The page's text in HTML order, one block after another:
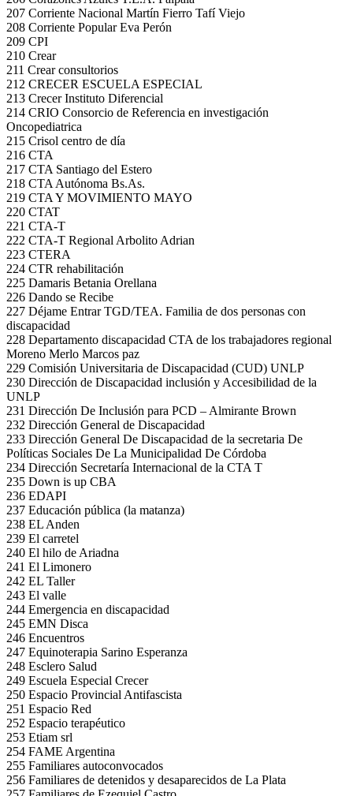
207 Corriente Nacional Martín Fierro Tafí Viejo
208 Corriente Popular Eva Perón
209 CPI
210 Crear
211 Crear consultorios
212 CRECER ESCUELA ESPECIAL
213 Crecer Instituto Diferencial
214 CRIO Consorcio de Referencia en investigación
Oncopediatrica
215 Crisol centro de día
216 CTA
217 CTA Santiago del Estero
218 CTA Autónoma Bs.As.
219 CTA Y MOVIMIENTO MAYO
220 CTAT
221 CTA-T
222 CTA-T Regional Arbolito Adrian
223 CTERA
224 CTR rehabilitación
225 Damaris Betania Orellana
226 Dando se Recibe
227 Déjame Entrar TGD/TEA. Familia de dos personas con
discapacidad
228 Departamento discapacidad CTA de los trabajadores regional
Moreno Merlo Marcos paz
229 Comisión Universitaria de Discapacidad (CUD) UNLP
230 Dirección de Discapacidad inclusión y Accesibilidad de la
UNLP
231 Dirección De Inclusión para PCD – Almirante Brown
232 Dirección General de Discapacidad
233 Dirección General De Discapacidad de la secretaria De
Políticas Sociales De La Municipalidad De Córdoba
234 Dirección Secretaría Internacional de la CTA T
235 Down is up CBA
236 EDAPI
237 Educación pública (la matanza)
238 EL Anden
239 El carretel
240 El hilo de Ariadna
241 El Limonero
242 EL Taller
243 El valle
244 Emergencia en discapacidad
245 EMN Disca
246 Encuentros
247 Equinoterapia Sarino Esperanza
248 Esclero Salud
249 Escuela Especial Crecer
250 Espacio Provincial Antifascista
251 Espacio Red
252 Espacio terapéutico
253 Etiam srl
254 FAME Argentina
255 Familiares autoconvocados
256 Familiares de detenidos y desaparecidos de La Plata